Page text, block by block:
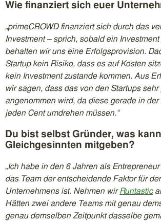
Wie finanziert sich euer
„primeCROWD finanziert sich durch das
Investment – sprich, sobald ein
behalten wir uns eine Erfolgsprovision.
Startup kein Risiko, dass es auf Kosten
kein Investment zustande kommen. Aus
wir sagen, dass das von den Startups sehr
angenommen wird, da diese gerade in der
jeden Cent umdrehen müssen.“
Du bist selbst Gründer, was
Gleichgesinnten mitgeben?
„Ich habe in den 6 Jahren als
das Team der entscheidende Faktor für
Unternehmens ist. Nehmen wirRuntastic
Hätten zwei andere Teams mit genau
genau demselben Zeitpunkt dasselbe